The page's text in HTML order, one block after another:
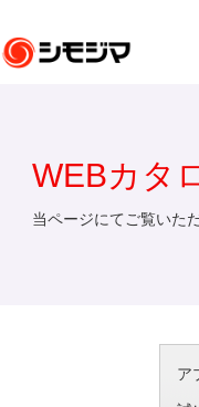
WEBカタ
当ページにてご覧いた
ア